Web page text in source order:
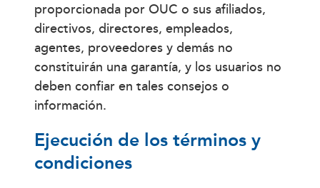
proporcionada por OUC o sus afiliados,
directivos, directores, empleados,
agentes, proveedores y demás no
constituirán una garantía, y los usuarios no
deben confiar en tales consejos o
información.
Ejecución de los términos y
condiciones